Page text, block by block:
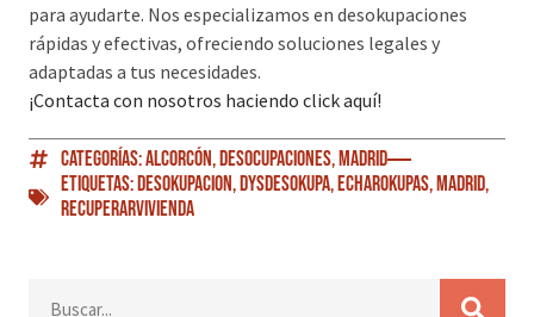
para ayudarte. Nos especializamos en desokupaciones
rápidas y efectivas, ofreciendo soluciones legales y
adaptadas a tus necesidades.
¡Contacta con nosotros haciendo click aquí!
Categorías:Alcorcón,Desocupaciones,Madrid
Etiquetas:Desokupacion,DySDesokupa,EcharOkupas,Madrid,
RecuperarVivienda